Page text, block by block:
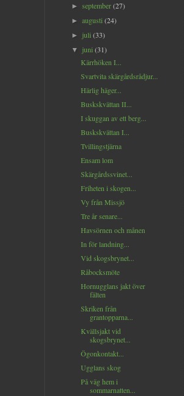
►september(27)
►augusti(24)
► juli(33)
▼ juni(31)
Kärrhöken I...
Svartvita skärgårdsrådjur...
Härlig häger...
Buskskvättan II...
I skuggan av ett berg...
Buskskvättan I...
Tvillingstjärna
Ensam lom
Skärgårdssvinet...
Friheten i skogen...
Vy från Missjö
Tre år senare...
Havsörnen och månen
In för landning...
Vid skogsbrynet...
Råbocksmöte
Hornugglans jakt över
fälten
Skriken från
grantopparna...
Kvällsjakt vid
skogsbrynet...
Ögonkontakt...
Ugglans skog
På väg hem i
sommarnatten...